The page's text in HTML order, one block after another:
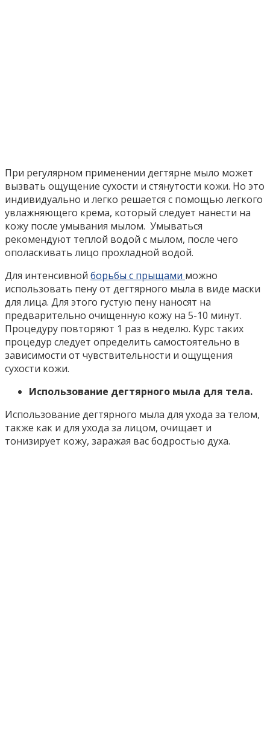
При регулярном применении дегтярне мыло может
вызвать ощущение сухости и стянутости кожи. Но это
индивидуально и легко решается с помощью легкого
увлажняющего крема, который следует нанести на
кожу после умывания мылом. Умываться
рекомендуют теплой водой с мылом, после чего
ополаскивать лицо прохладной водой.
Для интенсивной борьбы с прыщами можно
использовать пену от дегтярного мыла в виде маски
для лица. Для этого густую пену наносят на
предварительно очищенную кожу на 5-10 минут.
Процедуру повторяют 1 раз в неделю. Курс таких
процедур следует определить самостоятельно в
зависимости от чувствительности и ощущения
сухости кожи.
Использование дегтярного мыла для тела.
Использование дегтярного мыла для ухода за телом,
также как и для ухода за лицом, очищает и
тонизирует кожу, заражая вас бодростью духа.